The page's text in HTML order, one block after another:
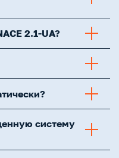
2.1-UA?
систему